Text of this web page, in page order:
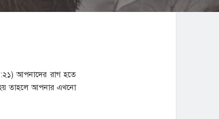
আপনাদের রাগ হতে
হয় তাহলে আপনার এখনো